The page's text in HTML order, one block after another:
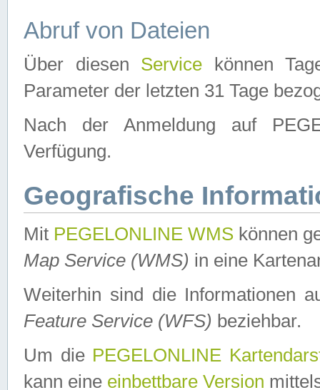
Abruf von Dateien
Über diesen Service können
Parameter der letzten 31 Tage
Nach der Anmeldung auf
Verfügung.
Geografische
Mit PEGELONLINE WMS können
Map Service (WMS) in eine
Weiterhin sind die Informationen
Feature Service (WFS) beziehbar.
Um die PEGELONLINE
kann eine einbettbare Version